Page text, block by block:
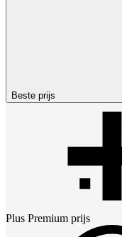
Beste prijs
Plus Premium prijs